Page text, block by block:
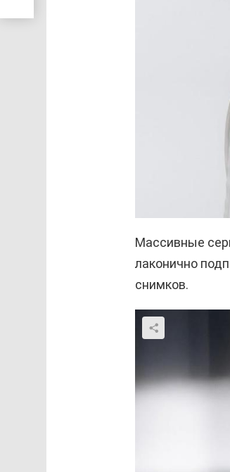
Массивные
лаконично
снимков.